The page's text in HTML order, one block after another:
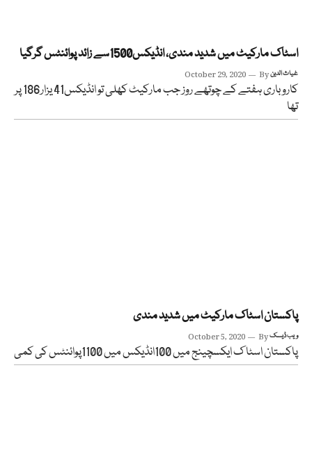
اسٹاک مارکیٹ میں شدید مندی، انڈیکس1500سے زائد پوائنٹس گرگیا
October 29, 2020 Byغیاث الدین
کاروباری ہفتے کے چوتھے روز جب مارکیٹ کھلی تو انڈیکس41 یزار186 پر
تھا
پاکستان اسٹاک مارکیٹ میں شدید مندی
October 5, 2020 Byویب ڈیسک
پاکستان اسٹا ک ایکسچینج میں 100انڈیکس میں 1100پوائنٹس کی کمی